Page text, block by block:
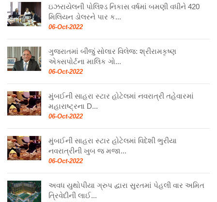
ઇઝરાયેલની પોલિશ્ડ નિકાસ વર્ષમાં બમણી વધીને 420
મિલિયન ડોલરને પાર ક...
06-Oct-2022
ગુજરાતમાં બીજું સોલાર વિલેજ: શ્રીરામકૃષ્ણ
એક્સપોર્ટના માલિક ગો...
06-Oct-2022
મુંબઈની સાહરા સ્ટાર હોટેલમાં નવરાત્રી તહેવારમાં
મહારાષ્ટ્રના D...
06-Oct-2022
મુંબઈની સાહરા સ્ટાર હોટેલમાં વિદેશી ભુરીયા
નવરાત્રીની ખુબ જ મજા...
06-Oct-2022
અવધ યુથોપીયા ગ્રુપ દ્વારા સુરતમાં પેહલી વાર અમિત
ત્રિવેદીની લાઈ...